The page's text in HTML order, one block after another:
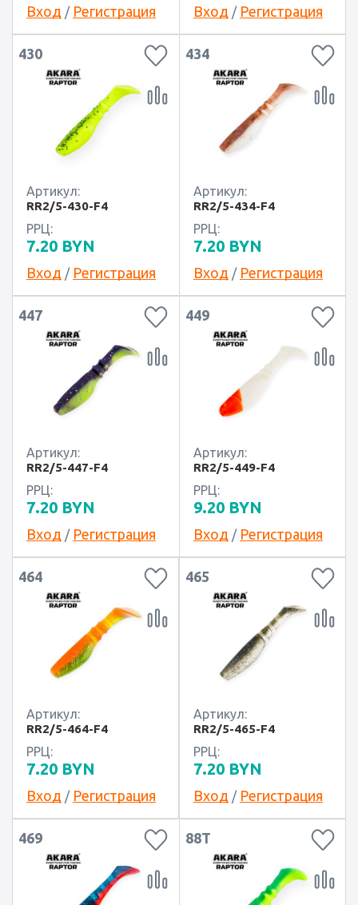
Вход / Регистрация Вход / Регистрация
430
Артикул:
RR2/5-430-F4
РРЦ:
7.20 BYN
Вход / Регистрация
434
Артикул:
RR2/5-434-F4
РРЦ:
7.20 BYN
Вход / Регистрация
447
Артикул:
RR2/5-447-F4
РРЦ:
7.20 BYN
Вход / Регистрация
449
Артикул:
RR2/5-449-F4
РРЦ:
9.20 BYN
Вход / Регистрация
464
Артикул:
RR2/5-464-F4
РРЦ:
7.20 BYN
Вход / Регистрация
465
Артикул:
RR2/5-465-F4
РРЦ:
7.20 BYN
Вход / Регистрация
469 88T